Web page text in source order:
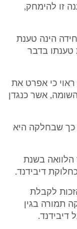
זו להימחק,
הינה טענת
טענתו בדבר
כי אפרט את
אשר כנגדן
כך שבחלקה היא
הלוואה בשנת
לקבלת
תמורה בגין
דיבידנד.